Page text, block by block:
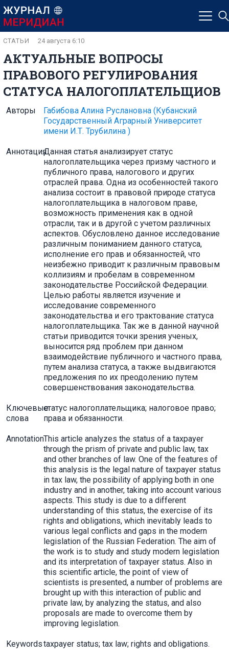
АКТУАЛЬНЫЕ ВОПРОСЫ
ПРАВОВОГО РЕГУЛИРОВАНИЯ
СТАТУСА НАЛОГОПЛАТЕЛЬЩИОВ
СТАТЬИ 24 августа 6:10
Авторы Габибова Алина Руслановна (Кубанский
Государственный Аграрный Университет
имени И.Т. Трубилина )
АннотацияДанная статья анализирует статус
налогоплательщика через призму частного и
публичного права, налогового и других
отраслей права. Одна из особенностей такого
анализа состоит в правовой природе статуса
налогоплательщика в налоговом праве,
возможность применения как в одной
отрасли, так и в другой с учетом различных
аспектов. Обусловлено данное исследование
различным пониманием данного статуса,
исполнение его прав и обязанностей, что
неизбежно приводит к различным правовым
коллизиям и пробелам в современном
законодательстве Российской Федерации.
Целью работы является изучение и
исследование современного
законодательства и его трактование статуса
налогоплательщика. Так же в данной научной
статьи приводится точки зрения ученых,
выносится ряд проблем при данном
взаимодействие публичного и частного права,
путем анализа статуса, а также выдвигаются
предложения по их преодолению путем
совершенствования законодательства.
Ключевые
слова
статус налогоплательщика; налоговое право;
права и обязанности.
AnnotationThis article analyzes the status of a taxpayer
through the prism of private and public law, tax
and other branches of law. One of the features of
this analysis is the legal nature of taxpayer status
in tax law, the possibility of applying both in one
industry and in another, taking into account various
aspects. This study is due to a different
understanding of this status, the exercise of its
rights and obligations, which inevitably leads to
various legal conflicts and gaps in the modern
legislation of the Russian Federation. The aim of
the work is to study and study modern legislation
and its interpretation of taxpayer status. Also in
this scientific article, the point of view of
scientists is presented, a number of problems are
brought up with this interaction of public and
private law, by analyzing the status, and also
proposals are made to overcome them by
improving legislation.
Keywordstaxpayer status; tax law; rights and obligations.